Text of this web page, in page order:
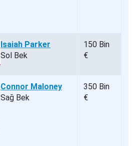
Isaiah Parker
Sol Bek
150 Bin
€
Connor Maloney
Sağ Bek
350 Bin
€